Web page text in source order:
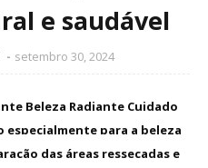
e saudável
setembro 30, 2024
Beleza Radiante Cuidado
especialmente para a beleza
das áreas ressecadas e